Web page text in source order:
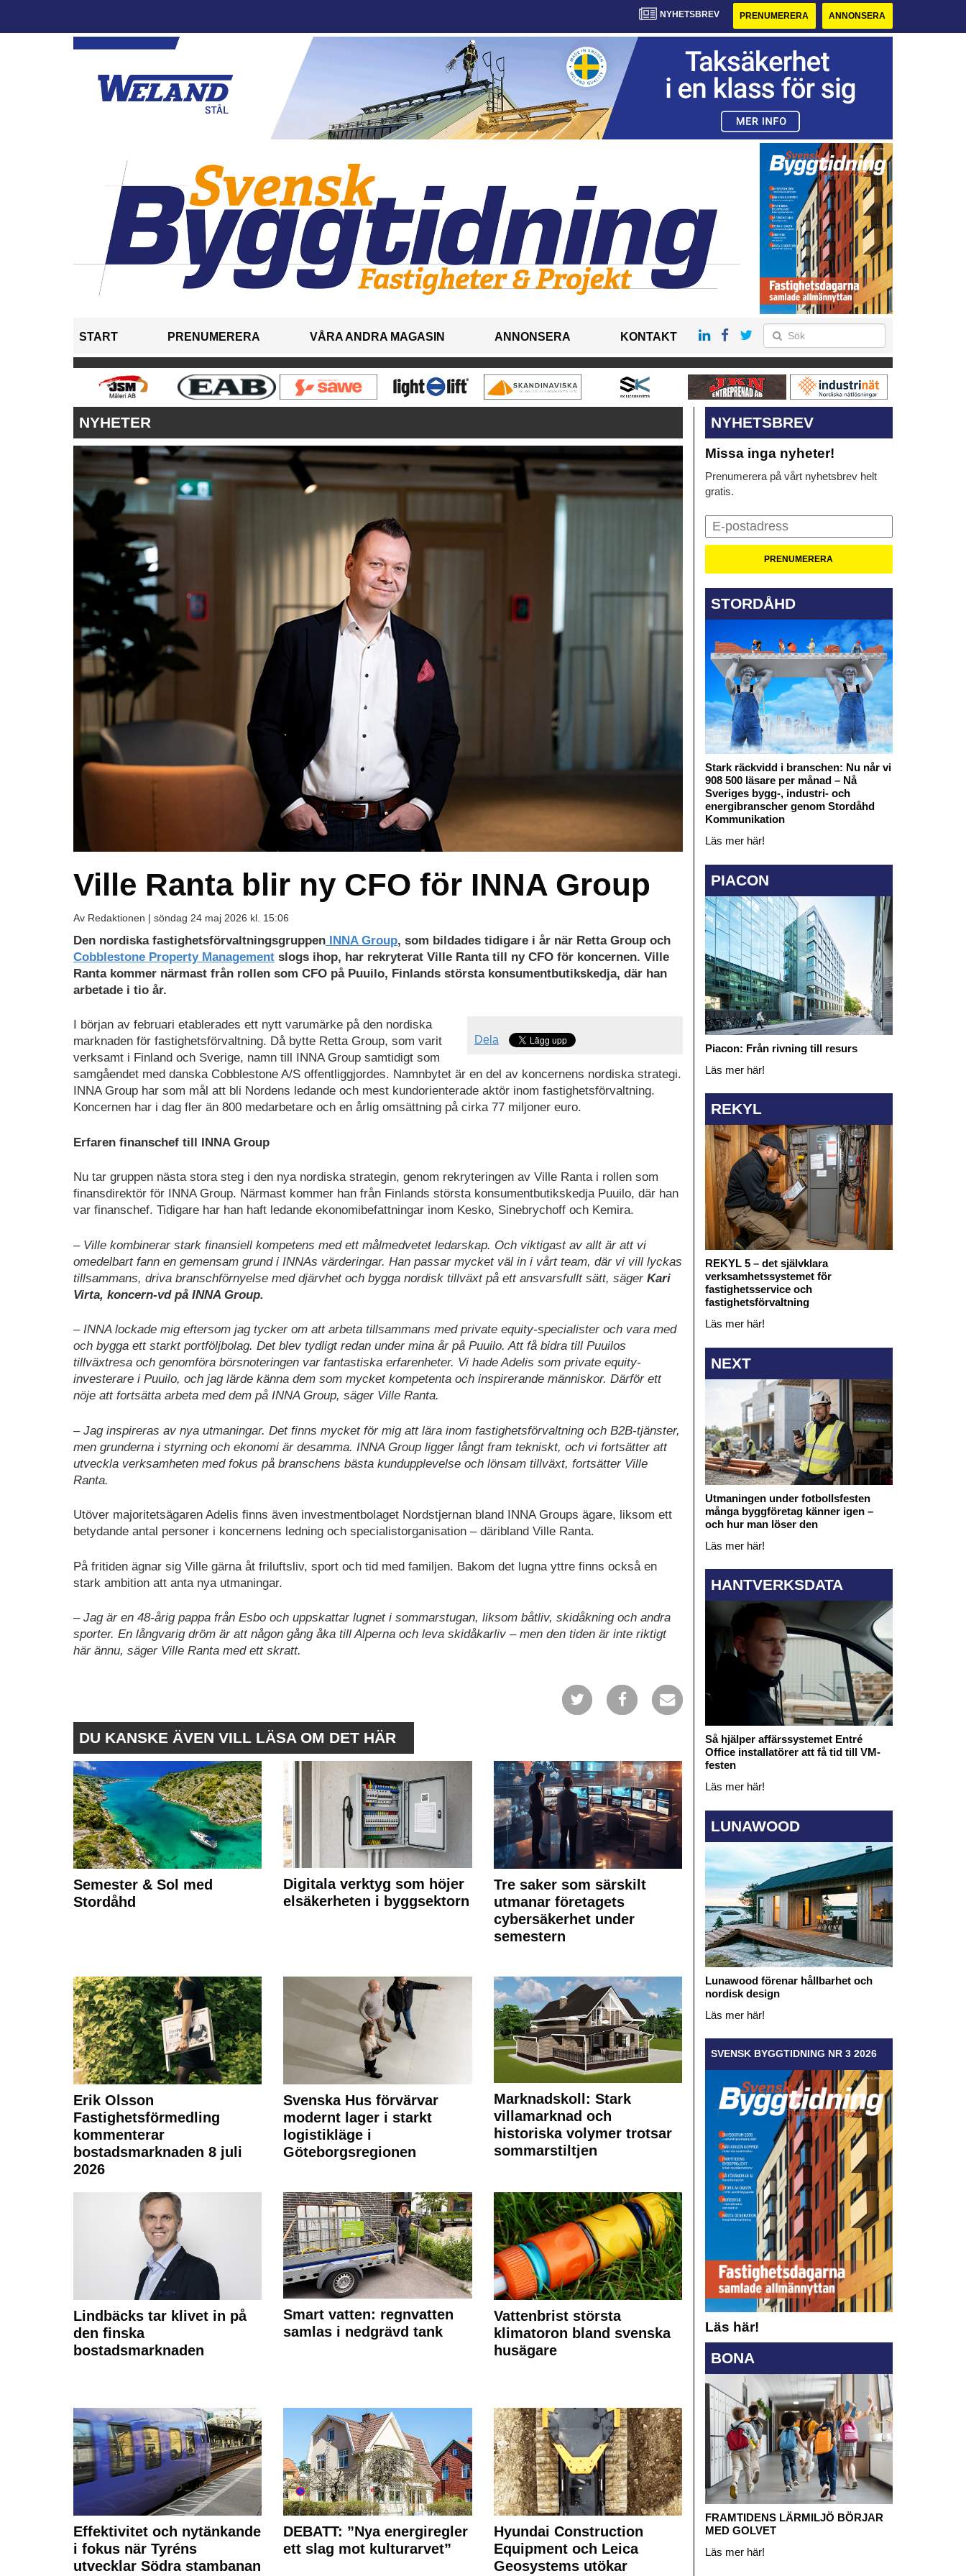
NYHETSBREV PRENUMERERA ANNONSERA
START PRENUMERERA VÅRA ANDRA MAGASIN ANNONSERA KONTAKT
NYHETER
Ville Ranta blir ny CFO för INNA Group
Av Redaktionen | söndag 24 maj 2026 kl. 15:06
Den nordiska fastighetsförvaltningsgruppen INNA Group, som bildades tidigare i år när Retta Group och
Cobblestone Property Management slogs ihop, har rekryterat Ville Ranta till ny CFO för koncernen. Ville
Ranta kommer närmast från rollen som CFO på Puuilo, Finlands största konsumentbutikskedja, där han
arbetade i tio år.
Dela
I början av februari etablerades ett nytt varumärke på den nordiska
marknaden för fastighetsförvaltning. Då bytte Retta Group, som varit
verksamt i Finland och Sverige, namn till INNA Group samtidigt som
samgåendet med danska Cobblestone A/S offentliggjordes. Namnbytet är en del av koncernens nordiska strategi.
INNA Group har som mål att bli Nordens ledande och mest kundorienterade aktör inom fastighetsförvaltning.
Koncernen har i dag fler än 800 medarbetare och en årlig omsättning på cirka 77 miljoner euro.
Erfaren finanschef till INNA Group
Nu tar gruppen nästa stora steg i den nya nordiska strategin, genom rekryteringen av Ville Ranta i rollen som
finansdirektör för INNA Group. Närmast kommer han från Finlands största konsumentbutikskedja Puuilo, där han
var finanschef. Tidigare har han haft ledande ekonomibefattningar inom Kesko, Sinebrychoff och Kemira.
– Ville kombinerar stark finansiell kompetens med ett målmedvetet ledarskap. Och viktigast av allt är att vi
omedelbart fann en gemensam grund i INNAs värderingar. Han passar mycket väl in i vårt team, där vi vill lyckas
tillsammans, driva branschförnyelse med djärvhet och bygga nordisk tillväxt på ett ansvarsfullt sätt, säger Kari
Virta, koncern-vd på INNA Group.
– INNA lockade mig eftersom jag tycker om att arbeta tillsammans med private equity-specialister och vara med
och bygga ett starkt portföljbolag. Det blev tydligt redan under mina år på Puuilo. Att få bidra till Puuilos
tillväxtresa och genomföra börsnoteringen var fantastiska erfarenheter. Vi hade Adelis som private equity-
investerare i Puuilo, och jag lärde känna dem som mycket kompetenta och inspirerande människor. Därför ett
nöje att fortsätta arbeta med dem på INNA Group, säger Ville Ranta.
– Jag inspireras av nya utmaningar. Det finns mycket för mig att lära inom fastighetsförvaltning och B2B-tjänster,
men grunderna i styrning och ekonomi är desamma. INNA Group ligger långt fram tekniskt, och vi fortsätter att
utveckla verksamheten med fokus på branschens bästa kundupplevelse och lönsam tillväxt, fortsätter Ville
Ranta.
Utöver majoritetsägaren Adelis finns även investmentbolaget Nordstjernan bland INNA Groups ägare, liksom ett
betydande antal personer i koncernens ledning och specialistorganisation – däribland Ville Ranta.
På fritiden ägnar sig Ville gärna åt friluftsliv, sport och tid med familjen. Bakom det lugna yttre finns också en
stark ambition att anta nya utmaningar.
– Jag är en 48-årig pappa från Esbo och uppskattar lugnet i sommarstugan, liksom båtliv, skidåkning och andra
sporter. En långvarig dröm är att någon gång åka till Alperna och leva skidåkarliv – men den tiden är inte riktigt
här ännu, säger Ville Ranta med ett skratt.
DU KANSKE ÄVEN VILL LÄSA OM DET HÄR
Semester & Sol med
Stordåhd
Digitala verktyg som höjer
elsäkerheten i byggsektorn
Tre saker som särskilt
utmanar företagets
cybersäkerhet under
semestern
Erik Olsson
Fastighetsförmedling
kommenterar
bostadsmarknaden 8 juli
2026
Svenska Hus förvärvar
modernt lager i starkt
logistikläge i
Göteborgsregionen
Marknadskoll: Stark
villamarknad och
historiska volymer trotsar
sommarstiltjen
Lindbäcks tar klivet in på
den finska
bostadsmarknaden
Smart vatten: regnvatten
samlas i nedgrävd tank
Vattenbrist största
klimatoron bland svenska
husägare
Effektivitet och nytänkande
i fokus när Tyréns
utvecklar Södra stambanan
DEBATT: ”Nya energiregler
ett slag mot kulturarvet”
Hyundai Construction
Equipment och Leica
Geosystems utökar
NYHETSBREV
Missa inga nyheter!
Prenumerera på vårt nyhetsbrev helt
gratis.
STORDÅHD
Stark räckvidd i branschen: Nu når vi
908 500 läsare per månad – Nå
Sveriges bygg-, industri- och
energibranscher genom Stordåhd
Kommunikation
Läs mer här!
PIACON
Piacon: Från rivning till resurs
Läs mer här!
REKYL
REKYL 5 – det självklara
verksamhetssystemet för
fastighetsservice och
fastighetsförvaltning
Läs mer här!
NEXT
Utmaningen under fotbollsfesten
många byggföretag känner igen –
och hur man löser den
Läs mer här!
HANTVERKSDATA
Så hjälper affärssystemet Entré
Office installatörer att få tid till VM-
festen
Läs mer här!
LUNAWOOD
Lunawood förenar hållbarhet och
nordisk design
Läs mer här!
SVENSK BYGGTIDNING NR 3 2026
Läs här!
BONA
FRAMTIDENS LÄRMILJÖ BÖRJAR
MED GOLVET
Läs mer här!